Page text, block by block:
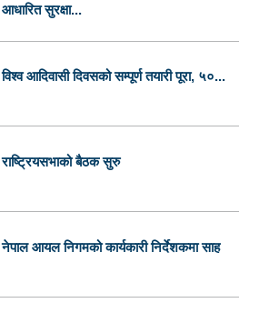
आधारित सुरक्षा...
विश्व आदिवासी दिवसको सम्पूर्ण तयारी पूरा, ५०...
राष्ट्रियसभाको बैठक सुरु
नेपाल आयल निगमको कार्यकारी निर्देशकमा साह